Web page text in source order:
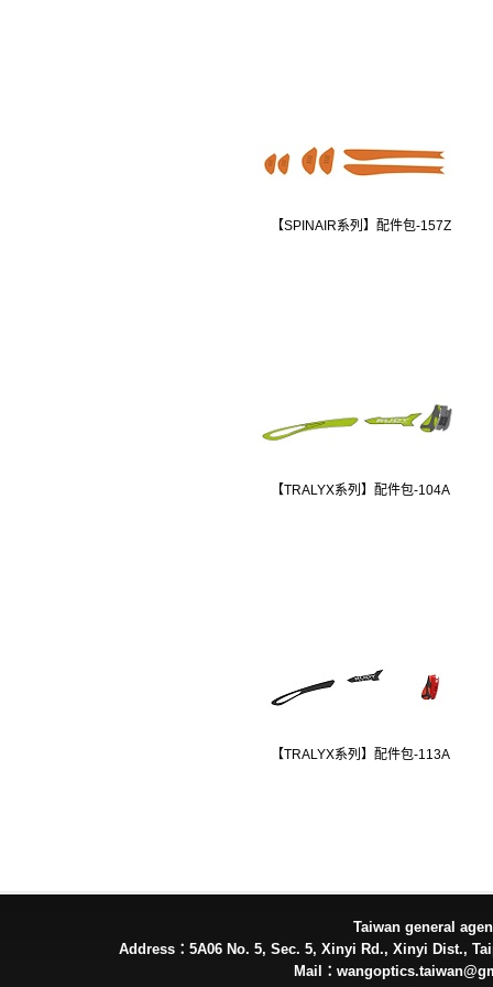
【SPINAIR系列】配件包-157Z
【TRALYX系列】配件包-104A
【TRALYX系列】配件包-113A
Taiwan general
Address：5A06 No. 5, Sec. 5, Xinyi Rd., Xinyi Dist.,
Mail：